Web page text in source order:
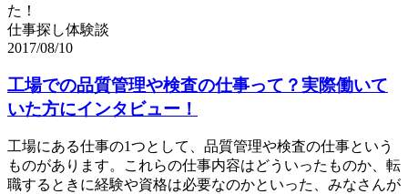
た！
仕事探し体験談
2017/08/10
工場での品質管理や検査の仕事って？実際働いて
いた方にインタビュー！
工場にある仕事の1つとして、品質管理や検査の仕事という
ものがあります。これらの仕事内容はどういったものか、転
職するときに経験や資格は必要なのかといった、みなさんが